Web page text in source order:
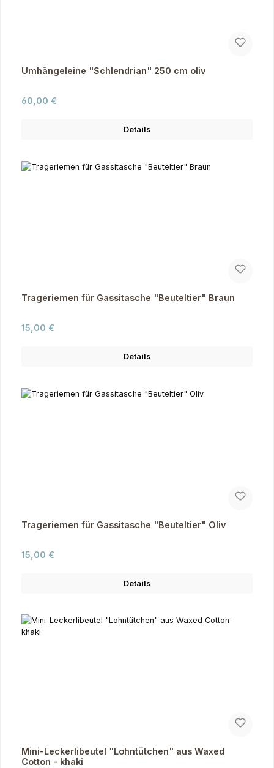
Umhängeleine "Schlendrian" 250 cm oliv
Regulärer Preis:
60,00 €
Details
Trageriemen für Gassitasche "Beuteltier" Braun
Regulärer Preis:
15,00 €
Details
Trageriemen für Gassitasche "Beuteltier" Oliv
Regulärer Preis:
15,00 €
Details
Mini-Leckerlibeutel "Lohntütchen" aus Waxed
Cotton - khaki